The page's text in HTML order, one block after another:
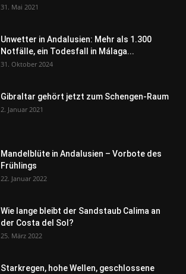
31. Mai 2021
Unwetter in Andalusien: Mehr als 1.300
Notfälle, ein Todesfall in Málaga...
31. Oktober 2024
Gibraltar gehört jetzt zum Schengen-Raum
2. Januar 2021
Mandelblüte in Andalusien – Vorbote des
Frühlings
22. Januar 2022
Wie lange bleibt der Sandstaub Calima an
der Costa del Sol?
25. März 2022
Starkregen, hohe Wellen, geschlossene